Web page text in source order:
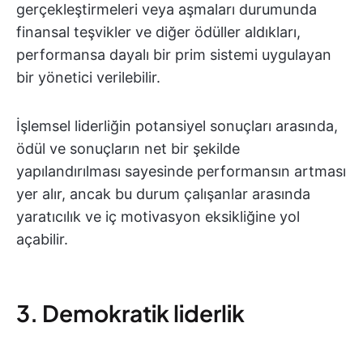
gerçekleştirmeleri veya aşmaları durumunda
finansal teşvikler ve diğer ödüller aldıkları,
performansa dayalı bir prim sistemi uygulayan
bir yönetici verilebilir.
İşlemsel liderliğin potansiyel sonuçları arasında,
ödül ve sonuçların net bir şekilde
yapılandırılması sayesinde performansın artması
yer alır, ancak bu durum çalışanlar arasında
yaratıcılık ve iç motivasyon eksikliğine yol
açabilir.
3. Demokratik liderlik